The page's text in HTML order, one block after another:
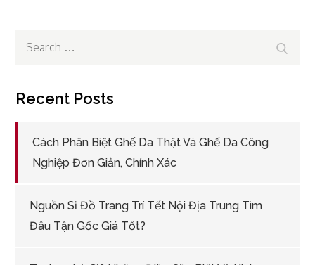
Search
Recent Posts
Cách Phân Biệt Ghế Da Thật Và Ghế Da Công
Nghiệp Đơn Giản, Chính Xác
Nguồn Sỉ Đồ Trang Trí Tết Nội Địa Trung Tìm
Đâu Tận Gốc Giá Tốt?